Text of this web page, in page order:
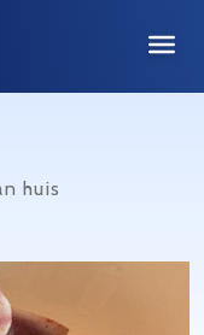
huis